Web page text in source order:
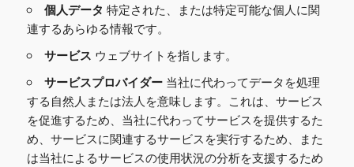
個人データ 特定された、または特定可能な個人に関
連するあらゆる情報です。
サービス ウェブサイトを指します。
サービスプロバイダー 当社に代わってデータを処理
する自然人または法人を意味します。これは、サービス
を促進するため、当社に代わってサービスを提供するた
め、サービスに関連するサービスを実行するため、また
は当社によるサービスの使用状況の分析を支援するため